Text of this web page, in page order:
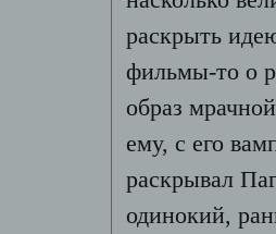
раскрыть
фильмы-то о
образ
ему, с его
раскрывал
одинокий,